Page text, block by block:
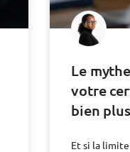
Le
votre
bien
Et si la